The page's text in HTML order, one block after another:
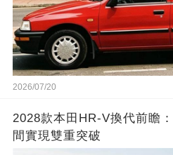
2026/07/20
2028款本田HR-V換代前瞻
間實現雙重突破